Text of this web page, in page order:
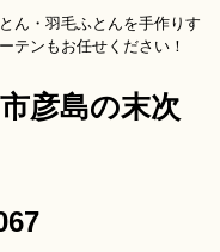
彦島の末次
ん・羽毛ふとんを手作りす
テンもお任せください！